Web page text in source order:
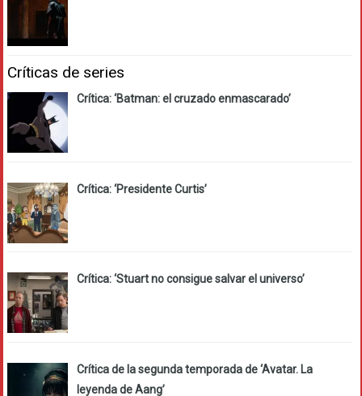
Críticas de series
Crítica: ‘Batman: el cruzado enmascarado’
Crítica: ‘Presidente Curtis’
Crítica: ‘Stuart no consigue salvar el universo’
Crítica de la segunda temporada de ‘Avatar. La
leyenda de Aang’